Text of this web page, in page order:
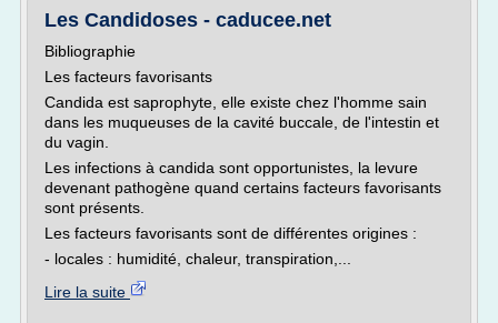
Les Candidoses - caducee.net
Bibliographie
Les facteurs favorisants
Candida est saprophyte, elle existe chez l'homme sain
dans les muqueuses de la cavité buccale, de l'intestin et
du vagin.
Les infections à candida sont opportunistes, la levure
devenant pathogène quand certains facteurs favorisants
sont présents.
Les facteurs favorisants sont de différentes origines :
- locales : humidité, chaleur, transpiration,...
Lire la suite